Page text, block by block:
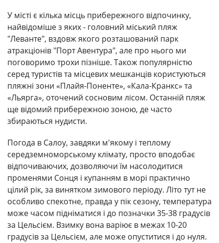
У місті є кілька місць прибережного відпочинку,
найвідоміше з яких - головний міський пляж
"Леванте", вздовж якого розташований парк
атракціонів "Порт Авентура", але про нього ми
поговоримо трохи пізніше. Також популярністю
серед туристів та місцевих мешканців користуються
пляжні зони «Плайя-Поненте», «Кала-Кранкс» та
«Льярга», оточений сосновим лісом. Останній пляж
ще відомий прибережною зоною, де часто
збираються нудисти.
Погода в Салоу, завдяки м'якому і теплому
середземноморському клімату, просто вподобає
відпочиваючих, дозволяючи їм насолодитися
променями Сонця і купанням в морі практично
цілий рік, за винятком зимового періоду. Літо тут не
особливо спекотне, правда у пік сезону, температура
може часом підніматися і до позначки 35-38 градусів
за Цельсієм. Взимку вона варіює в межах 10-20
градусів за Цельсієм, але може опуститися і до нуля.